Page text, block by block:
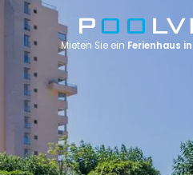
Mieten Sie ein Ferienhaus